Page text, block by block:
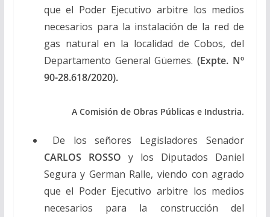
que el Poder Ejecutivo arbitre los medios
necesarios para la instalación de la red de
gas natural en la localidad de Cobos, del
Departamento General Güemes. (Expte. Nº
90-28.618/2020).
A Comisión de Obras Públicas e Industria.
De los señores Legisladores Senador
CARLOS ROSSO y los Diputados Daniel
Segura y German Ralle, viendo con agrado
que el Poder Ejecutivo arbitre los medios
necesarios para la construcción del